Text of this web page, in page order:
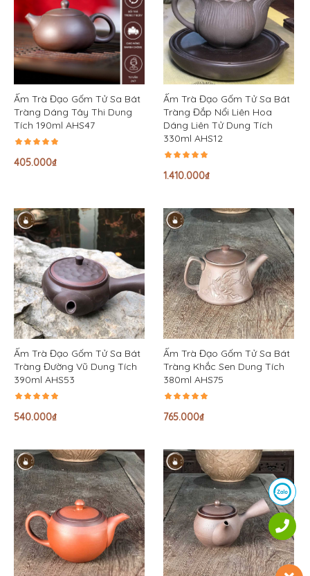
Ấm Trà Đạo Gốm Tử Sa Bát
Tràng Dáng Tây Thi Dung
Tích 190ml AHS47
405.000₫
Ấm Trà Đạo Gốm Tử Sa Bát
Tràng Đắp Nổi Liên Hoa
Dáng Liên Tử Dung Tích
330ml AHS12
1.410.000₫
Ấm Trà Đạo Gốm Tử Sa Bát
Tràng Đường Vũ Dung Tích
390ml AHS53
540.000₫
Ấm Trà Đạo Gốm Tử Sa Bát
Tràng Khắc Sen Dung Tích
380ml AHS75
765.000₫